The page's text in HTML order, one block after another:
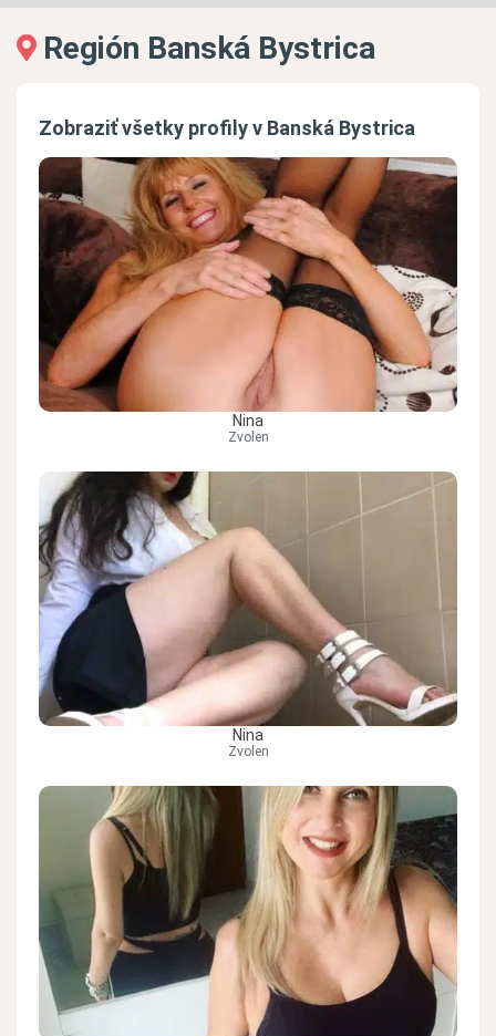
Región Banská Bystrica
Zobraziť všetky profily v Banská Bystrica
Nina
Zvolen
Nina
Zvolen